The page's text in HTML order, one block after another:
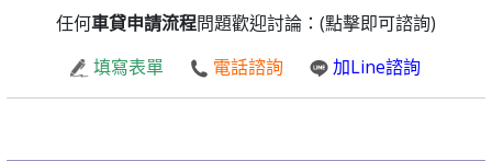
任何車貸申請流程問題歡迎討論：(點擊即可諮詢)
填寫表單
電話諮詢 加Line諮詢